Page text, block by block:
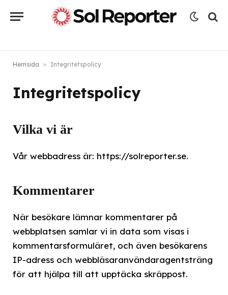
Hemsida » Integritetspolicy
Integritetspolicy
Vilka vi är
Vår webbadress är: https://solreporter.se.
Kommentarer
När besökare lämnar kommentarer på
webbplatsen samlar vi in data som visas i
kommentarsformuläret, och även besökarens
IP-adress och webbläsaranvändaragentsträng
för att hjälpa till att upptäcka skräppost.